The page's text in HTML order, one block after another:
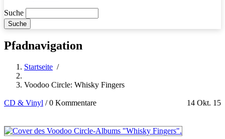
Suche
Pfadnavigation
Startseite /
Voodoo Circle: Whisky Fingers
CD & Vinyl 14 Okt. 15
/0 Kommentare